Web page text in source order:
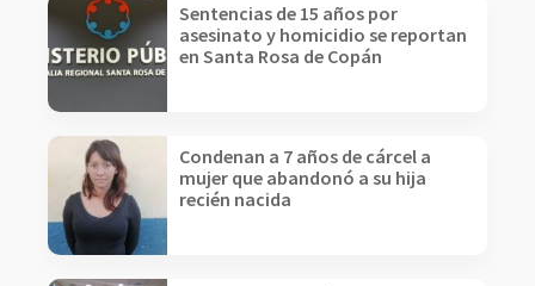
Sentencias de 15 años por
asesinato y homicidio se reportan
en Santa Rosa de Copán
Condenan a 7 años de cárcel a
mujer que abandonó a su hija
recién nacida